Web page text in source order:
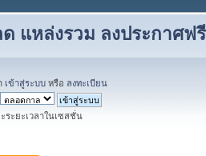
แหล่งรวม ลงประกาศฟรี
เข้าสู่ระบบ หรือ ลงทะเบียน
ระยะเวลาในเซสชั่น